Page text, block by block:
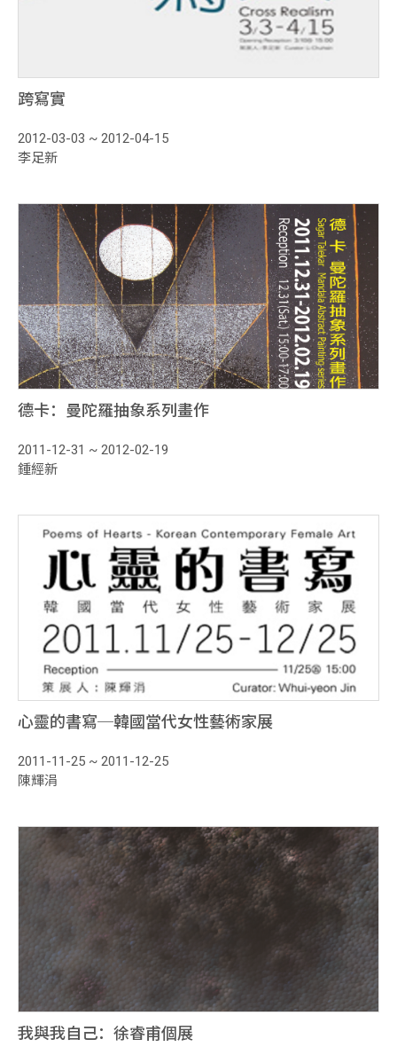
跨寫實
2012-03-03 ~ 2012-04-15
李足新
德卡：曼陀羅抽象系列畫作
2011-12-31 ~ 2012-02-19
鍾經新
心靈的書寫─韓國當代女性藝術家展
2011-11-25 ~ 2011-12-25
陳輝涓
我與我自己：徐睿甫個展